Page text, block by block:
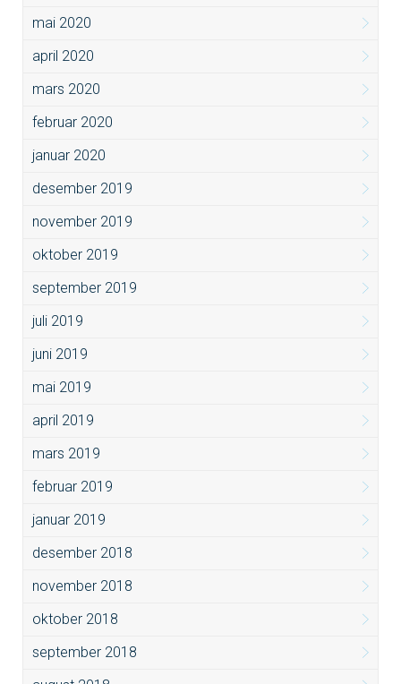
mai 2020
april 2020
mars 2020
februar 2020
januar 2020
desember 2019
november 2019
oktober 2019
september 2019
juli 2019
juni 2019
mai 2019
april 2019
mars 2019
februar 2019
januar 2019
desember 2018
november 2018
oktober 2018
september 2018